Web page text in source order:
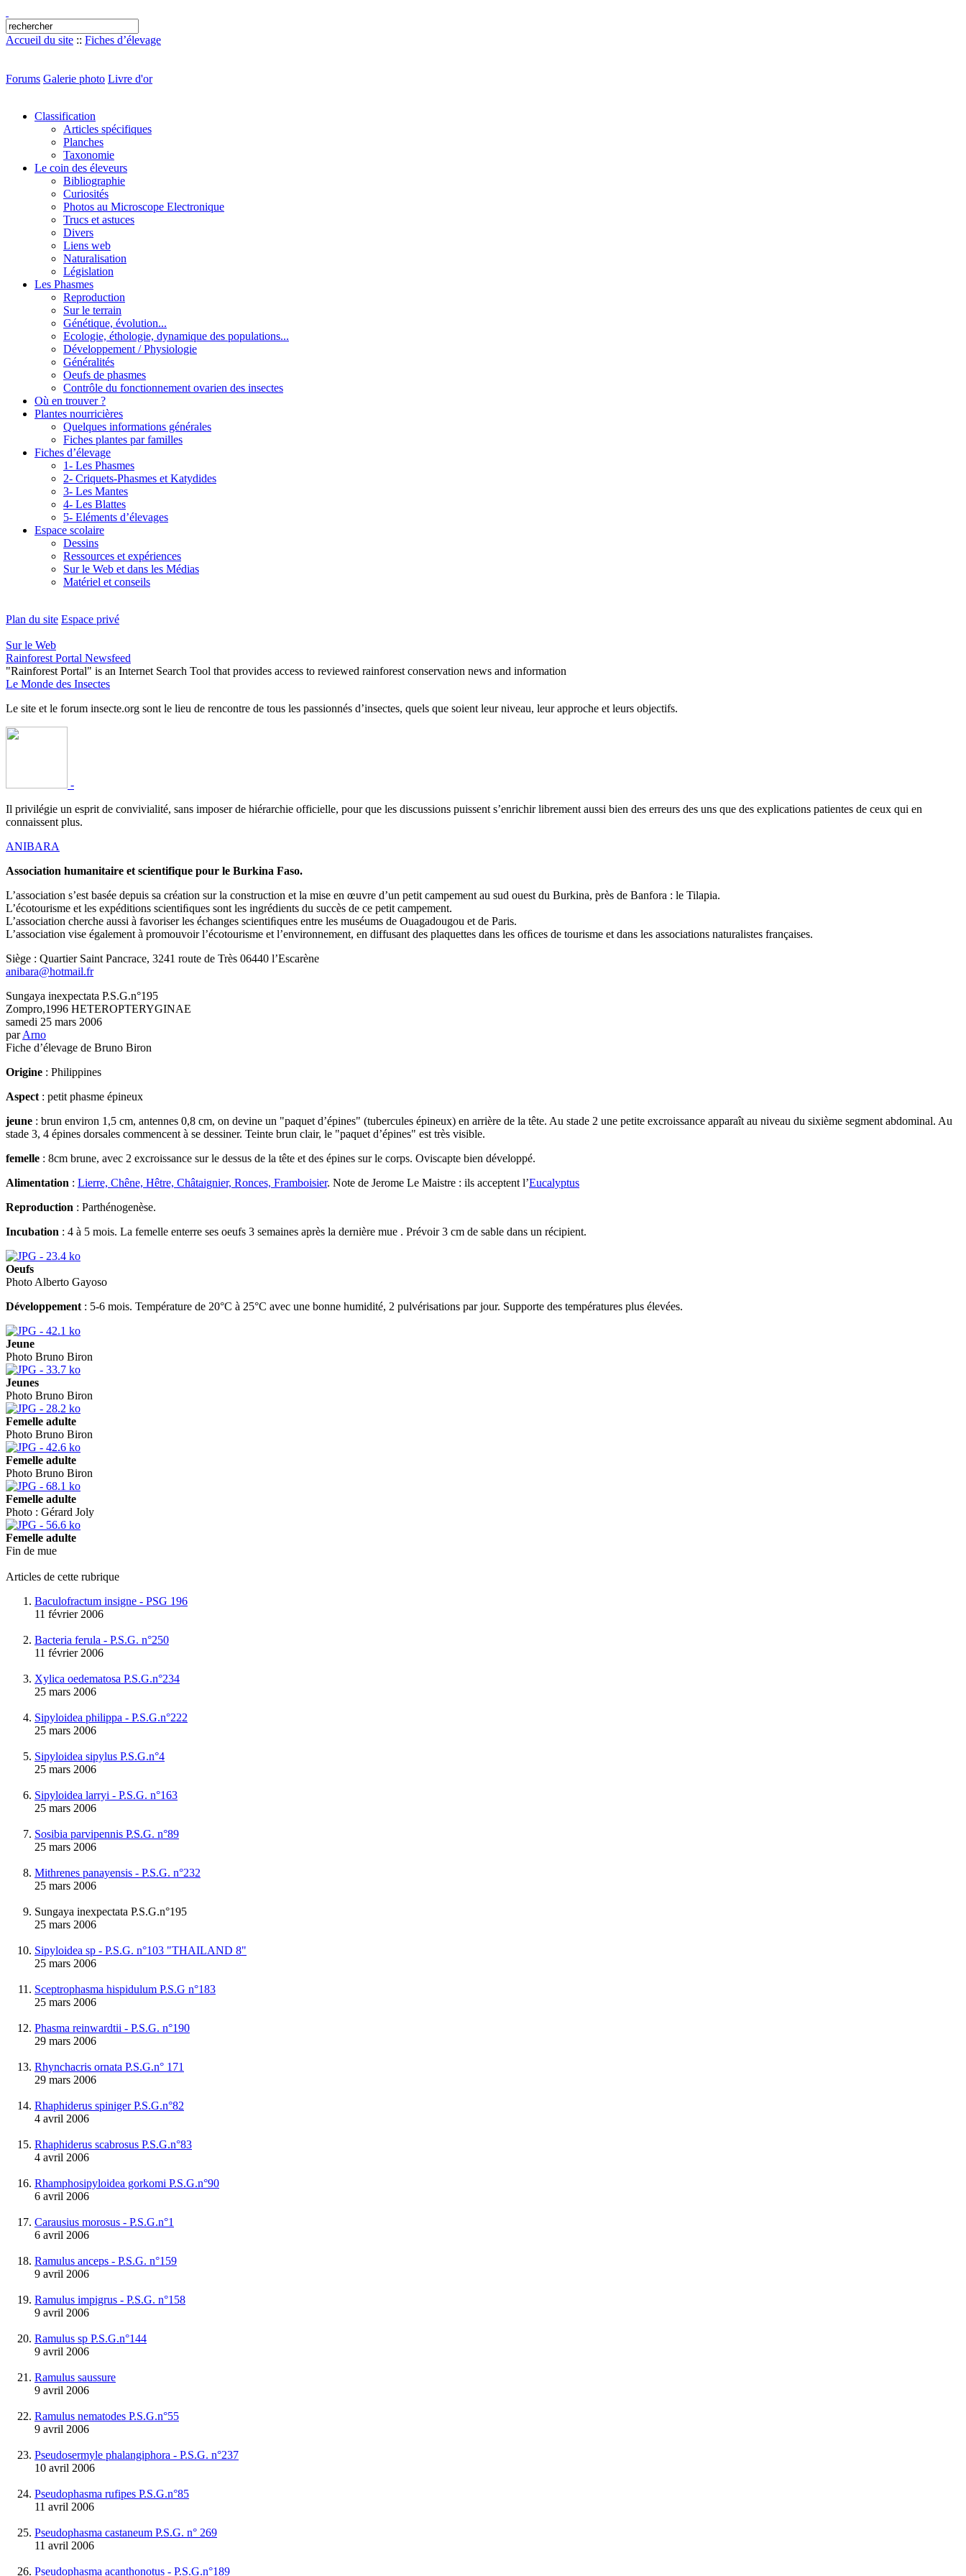
Accueil du site :: Fiches d’élevage
Forums Galerie photo Livre d'or
Classification
Articles spécifiques
Planches
Taxonomie
Le coin des éleveurs
Bibliographie
Curiosités
Photos au Microscope Electronique
Trucs et astuces
Divers
Liens web
Naturalisation
Législation
Les Phasmes
Reproduction
Sur le terrain
Génétique, évolution...
Ecologie, éthologie, dynamique des populations...
Développement / Physiologie
Généralités
Oeufs de phasmes
Contrôle du fonctionnement ovarien des insectes
Où en trouver ?
Plantes nourricières
Quelques informations générales
Fiches plantes par familles
Fiches d’élevage
1- Les Phasmes
2- Criquets-Phasmes et Katydides
3- Les Mantes
4- Les Blattes
5- Eléments d’élevages
Espace scolaire
Dessins
Ressources et expériences
Sur le Web et dans les Médias
Matériel et conseils
Plan du site Espace privé
Sur le Web
Rainforest Portal Newsfeed
"Rainforest Portal" is an Internet Search Tool that provides access to reviewed rainforest conservation news and information
Le Monde des Insectes
Le site et le forum insecte.org sont le lieu de rencontre de tous les passionnés d’insectes, quels que soient leur niveau, leur approche et leurs objectifs.
-
Il privilégie un esprit de convivialité, sans imposer de hiérarchie officielle, pour que les discussions puissent s’enrichir librement aussi bien des erreurs des uns que des explications patientes de ceux qui en
connaissent plus.
ANIBARA
Association humanitaire et scientifique pour le Burkina Faso.
L’association s’est basée depuis sa création sur la construction et la mise en œuvre d’un petit campement au sud ouest du Burkina, près de Banfora : le Tilapia.
L’écotourisme et les expéditions scientiﬁques sont les ingrédients du succès de ce petit campement.
L’association cherche aussi à favoriser les échanges scientiﬁques entre les muséums de Ouagadougou et de Paris.
L’association vise également à promouvoir l’écotourisme et l’environnement, en diffusant des plaquettes dans les ofﬁces de tourisme et dans les associations naturalistes françaises.
Siège : Quartier Saint Pancrace, 3241 route de Très 06440 l’Escarène
anibara@hotmail.fr
Sungaya inexpectata P.S.G.n°195
Zompro,1996 HETEROPTERYGINAE
samedi 25 mars 2006
parArno
Fiche d’élevage de Bruno Biron
Origine : Philippines
Aspect : petit phasme épineux
jeune : brun environ 1,5 cm, antennes 0,8 cm, on devine un "paquet d’épines" (tubercules épineux) en arrière de la tête. Au stade 2 une petite excroissance apparaît au niveau du sixième segment abdominal. Au
stade 3, 4 épines dorsales commencent à se dessiner. Teinte brun clair, le "paquet d’épines" est très visible.
femelle : 8cm brune, avec 2 excroissance sur le dessus de la tête et des épines sur le corps. Oviscapte bien développé.
Alimentation : Lierre, Chêne, Hêtre, Châtaignier, Ronces, Framboisier. Note de Jerome Le Maistre : ils acceptent l’Eucalyptus
Reproduction : Parthénogenèse.
Incubation : 4 à 5 mois. La femelle enterre ses oeufs 3 semaines après la dernière mue . Prévoir 3 cm de sable dans un récipient.
Oeufs
Photo Alberto Gayoso
Développement : 5-6 mois. Température de 20°C à 25°C avec une bonne humidité, 2 pulvérisations par jour. Supporte des températures plus élevées.
Jeune
Photo Bruno Biron
Jeunes
Photo Bruno Biron
Femelle adulte
Photo Bruno Biron
Femelle adulte
Photo Bruno Biron
Femelle adulte
Photo : Gérard Joly
Femelle adulte
Fin de mue
Articles de cette rubrique
Baculofractum insigne - PSG 196
11 février 2006
Bacteria ferula - P.S.G. n°250
11 février 2006
Xylica oedematosa P.S.G.n°234
25 mars 2006
Sipyloidea philippa - P.S.G.n°222
25 mars 2006
Sipyloidea sipylus P.S.G.n°4
25 mars 2006
Sipyloidea larryi - P.S.G. n°163
25 mars 2006
Sosibia parvipennis P.S.G. n°89
25 mars 2006
Mithrenes panayensis - P.S.G. n°232
25 mars 2006
Sungaya inexpectata P.S.G.n°195
25 mars 2006
Sipyloidea sp - P.S.G. n°103 "THAILAND 8"
25 mars 2006
Sceptrophasma hispidulum P.S.G n°183
25 mars 2006
Phasma reinwardtii - P.S.G. n°190
29 mars 2006
Rhynchacris ornata P.S.G.n° 171
29 mars 2006
Rhaphiderus spiniger P.S.G.n°82
4 avril 2006
Rhaphiderus scabrosus P.S.G.n°83
4 avril 2006
Rhamphosipyloidea gorkomi P.S.G.n°90
6 avril 2006
Carausius morosus - P.S.G.n°1
6 avril 2006
Ramulus anceps - P.S.G. n°159
9 avril 2006
Ramulus impigrus - P.S.G. n°158
9 avril 2006
Ramulus sp P.S.G.n°144
9 avril 2006
Ramulus saussure
9 avril 2006
Ramulus nematodes P.S.G.n°55
9 avril 2006
Pseudosermyle phalangiphora - P.S.G. n°237
10 avril 2006
Pseudophasma rufipes P.S.G.n°85
11 avril 2006
Pseudophasma castaneum P.S.G. n° 269
11 avril 2006
Pseudophasma acanthonotus - P.S.G.n°189